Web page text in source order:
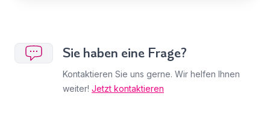
Sie haben eine Frage?
Kontaktieren Sie uns gerne. Wir helfen Ihnen
weiter! Jetzt kontaktieren